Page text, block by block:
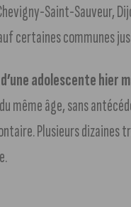
Saint-Sauveur,
certaines communes
adolescente hier
même âge, sans
Plusieurs dizaines